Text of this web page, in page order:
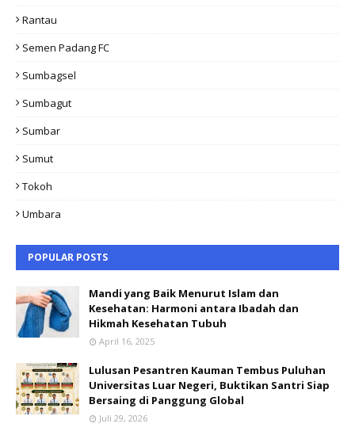
Rantau
Semen Padang FC
Sumbagsel
Sumbagut
Sumbar
Sumut
Tokoh
Umbara
POPULAR POSTS
Mandi yang Baik Menurut Islam dan
Kesehatan: Harmoni antara Ibadah dan
Hikmah Kesehatan Tubuh
April 16, 2025
Lulusan Pesantren Kauman Tembus Puluhan
Universitas Luar Negeri, Buktikan Santri Siap
Bersaing di Panggung Global
Juli 29, 2026